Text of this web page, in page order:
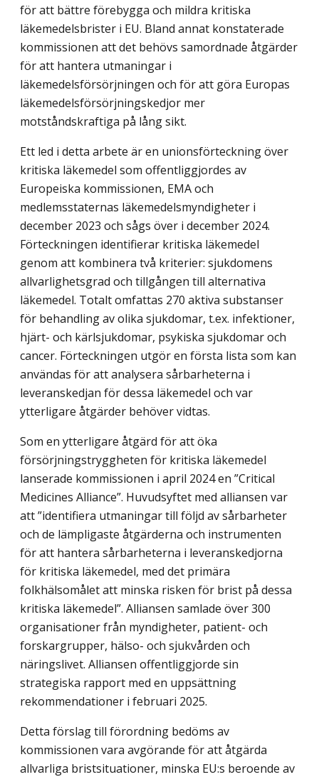
för att bättre förebygga och mildra kritiska
läkemedelsbrister i EU. Bland annat konstaterade
kommissionen att det behövs samordnade åtgärder
för att hantera utmaningar i
läkemedelsförsörjningen och för att göra Europas
läkemedelsförsörjningskedjor mer
motståndskraftiga på lång sikt.
Ett led i detta arbete är en unionsförteckning över
kritiska läkemedel som offentliggjordes av
Europeiska kommissionen, EMA och
medlemsstaternas läkemedelsmyndigheter i
december 2023 och sågs över i december 2024.
Förteckningen identifierar kritiska läkemedel
genom att kombinera två kriterier: sjukdomens
allvarlighetsgrad och tillgången till alternativa
läkemedel. Totalt omfattas 270 aktiva substanser
för behandling av olika sjukdomar, t.ex. infektioner,
hjärt- och kärlsjukdomar, psykiska sjukdomar och
cancer. Förteckningen utgör en första lista som kan
användas för att analysera sårbarheterna i
leveranskedjan för dessa läkemedel och var
ytterligare åtgärder behöver vidtas.
Som en ytterligare åtgärd för att öka
försörjningstryggheten för kritiska läkemedel
lanserade kommissionen i april 2024 en ”Critical
Medicines Alliance”. Huvudsyftet med alliansen var
att ”identifiera utmaningar till följd av sårbarheter
och de lämpligaste åtgärderna och instrumenten
för att hantera sårbarheterna i leveranskedjorna
för kritiska läkemedel, med det primära
folkhälsomålet att minska risken för brist på dessa
kritiska läkemedel”. Alliansen samlade över 300
organisationer från myndigheter, patient- och
forskargrupper, hälso- och sjukvården och
näringslivet. Alliansen offentliggjorde sin
strategiska rapport med en uppsättning
rekommendationer i februari 2025.
Detta förslag till förordning bedöms av
kommissionen vara avgörande för att åtgärda
allvarliga bristsituationer, minska EU:s beroende av